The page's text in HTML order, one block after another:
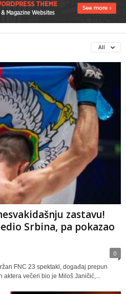
All
zastavu!
Srbina, pa pokazao
0
FNC 23 spektakl, događaj prepun
večeri bio je Miloš Janičić,...